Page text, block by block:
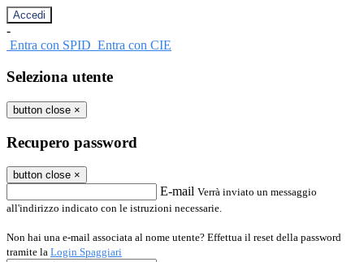
-
Entra con SPID Entra con CIE
Seleziona utente
button close ×
Recupero password
button close ×
E-mail Verrà inviato un messaggio
all'indirizzo indicato con le istruzioni necessarie.
Non hai una e-mail associata al nome utente? Effettua il reset della password
tramite la Login Spaggiari